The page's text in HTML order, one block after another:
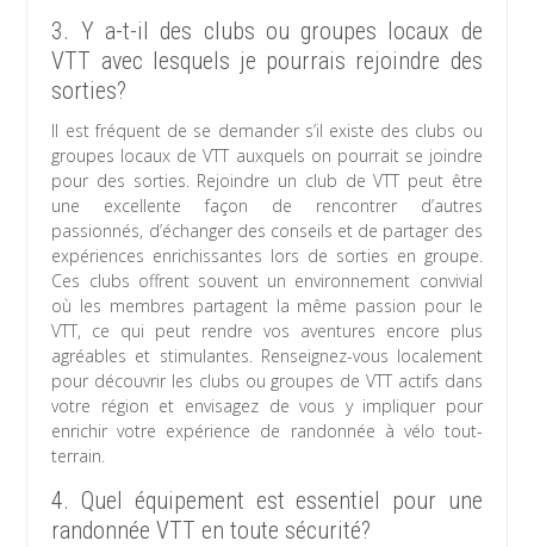
3. Y a-t-il des clubs ou groupes locaux de
VTT avec lesquels je pourrais rejoindre des
sorties?
Il est fréquent de se demander s’il existe des clubs ou
groupes locaux de VTT auxquels on pourrait se joindre
pour des sorties. Rejoindre un club de VTT peut être
une excellente façon de rencontrer d’autres
passionnés, d’échanger des conseils et de partager des
expériences enrichissantes lors de sorties en groupe.
Ces clubs offrent souvent un environnement convivial
où les membres partagent la même passion pour le
VTT, ce qui peut rendre vos aventures encore plus
agréables et stimulantes. Renseignez-vous localement
pour découvrir les clubs ou groupes de VTT actifs dans
votre région et envisagez de vous y impliquer pour
enrichir votre expérience de randonnée à vélo tout-
terrain.
4. Quel équipement est essentiel pour une
randonnée VTT en toute sécurité?